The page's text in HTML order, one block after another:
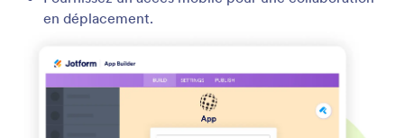
en déplacement.